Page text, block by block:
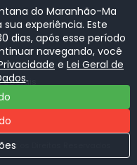
Sociais
os Direitos Reservados
do Maranhão-Ma
experiência. Este
dias, após esse período
navegando, você
e Lei Geral de
.